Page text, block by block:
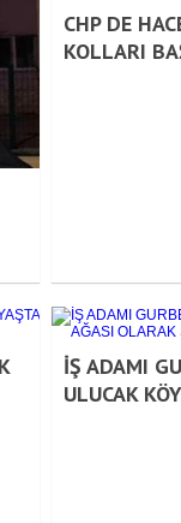
CHP DE
KOLLARI
İŞ ADAMI
ULUCAK